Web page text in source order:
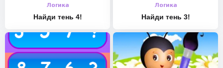
Логика
Найди тень 4!
Логика
Найди тень 3!